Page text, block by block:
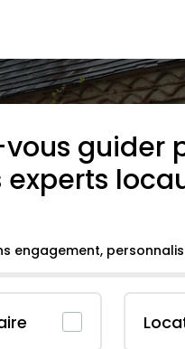
guider
experts
engagement,